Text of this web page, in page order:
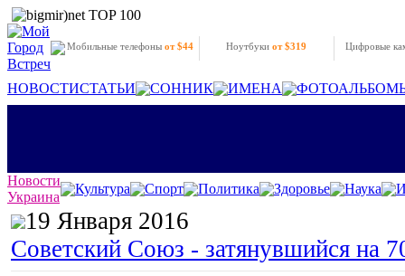
Мобильные телефоны от $44 Ноутбукиот $319 Цифровые
НОВОСТИСТАТЬИ СОННИК ИМЕНА
Новости
Украина
Культура Спорт Политика Здоровье Наука
19 Января 2016
Советский Союз - затянувшийся на